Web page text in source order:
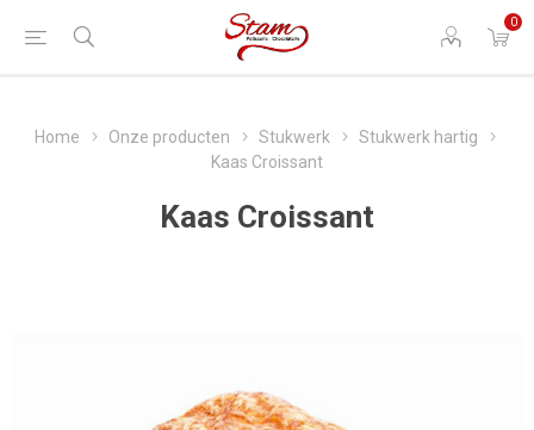
0
Home Onze producten Stukwerk
Stukwerk hartig
Kaas Croissant
Kaas Croissant